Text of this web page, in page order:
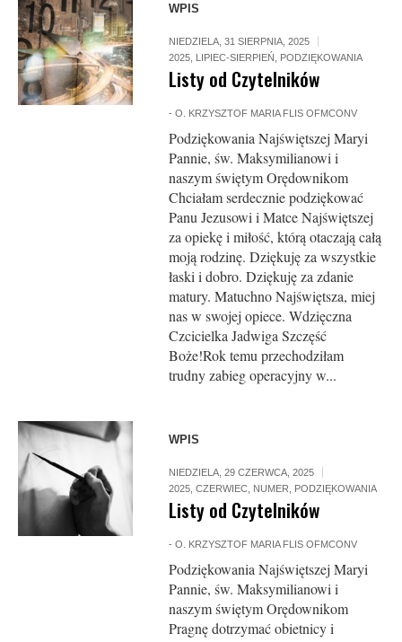
WPIS
NIEDZIELA, 31 SIERPNIA, 2025
2025 LIPIEC-SIERPIEŃ PODZIĘKOWANIA
Listy od Czytelników
-O. KRZYSZTOF MARIA FLIS OFMCONV
Podziękowania Najświętszej Maryi
Pannie, św. Maksymilianowi i
naszym świętym Orędownikom
Chciałam serdecznie podziękować
Panu Jezusowi i Matce Najświętszej
za opiekę i miłość, którą otaczają całą
moją rodzinę. Dziękuję za wszystkie
łaski i dobro. Dziękuję za zdanie
matury. Matuchno Najświętsza, miej
nas w swojej opiece. Wdzięczna
Czcicielka Jadwiga Szczęść
Boże!Rok temu przechodziłam
trudny zabieg operacyjny w...
WPIS
NIEDZIELA, 29 CZERWCA, 2025
2025 ,CZERWIEC NUMER PODZIĘKOWANIA
Listy od Czytelników
-O. KRZYSZTOF MARIA FLIS OFMCONV
Podziękowania Najświętszej Maryi
Pannie, św. Maksymilianowi i
naszym świętym Orędownikom
Pragnę dotrzymać obietnicy i